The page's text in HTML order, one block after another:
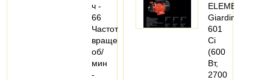
ч -
66
Частота
вращения,
об/
мин
-
ELEMENTI
Giardino
601
Ci
(600
Вт,
2700